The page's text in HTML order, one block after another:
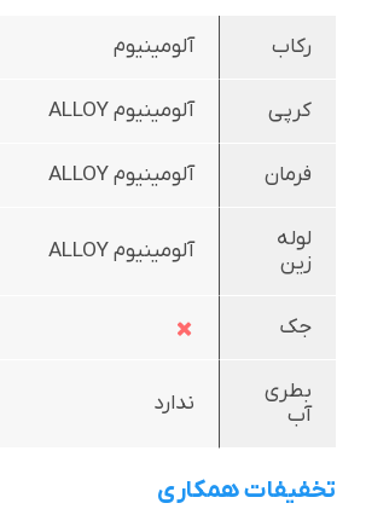
رکاب آلومینیوم
کرپی آلومینیوم ALLOY
فرمان آلومینیوم ALLOY
لوله
زین
آلومینیوم ALLOY
جک
بطری
آب
ندارد
تخفیفات همکاری